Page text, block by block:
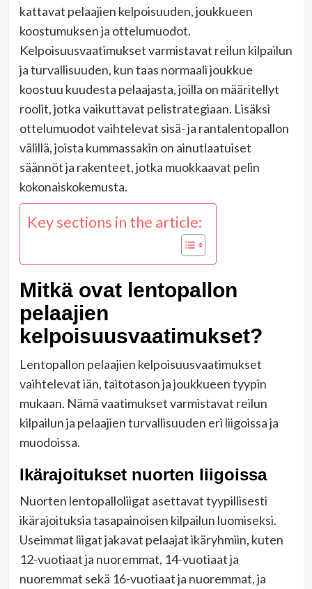
kattavat pelaajien kelpoisuuden, joukkueen
koostumuksen ja ottelumuodot.
Kelpoisuusvaatimukset varmistavat reilun kilpailun
ja turvallisuuden, kun taas normaali joukkue
koostuu kuudesta pelaajasta, joilla on määritellyt
roolit, jotka vaikuttavat pelistrategiaan. Lisäksi
ottelumuodot vaihtelevat sisä- ja rantalentopallon
välillä, joista kummassakin on ainutlaatuiset
säännöt ja rakenteet, jotka muokkaavat pelin
kokonaiskokemusta.
Key sections in the article:
Mitkä ovat lentopallon
pelaajien
kelpoisuusvaatimukset?
Lentopallon pelaajien kelpoisuusvaatimukset
vaihtelevat iän, taitotason ja joukkueen tyypin
mukaan. Nämä vaatimukset varmistavat reilun
kilpailun ja pelaajien turvallisuuden eri liigoissa ja
muodoissa.
Ikärajoitukset nuorten liigoissa
Nuorten lentopalloliigat asettavat tyypillisesti
ikärajoituksia tasapainoisen kilpailun luomiseksi.
Useimmat liigat jakavat pelaajat ikäryhmiin, kuten
12-vuotiaat ja nuoremmat, 14-vuotiaat ja
nuoremmat sekä 16-vuotiaat ja nuoremmat, ja